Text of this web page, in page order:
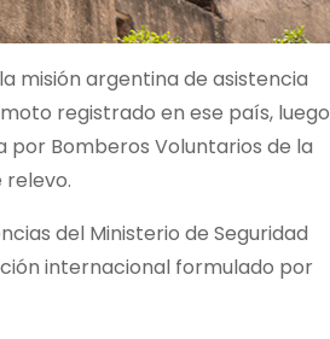
misión argentina de asistencia
registrado en ese país, luego
por Bomberos Voluntarios de la
relevo.
del Ministerio de Seguridad
internacional formulado por